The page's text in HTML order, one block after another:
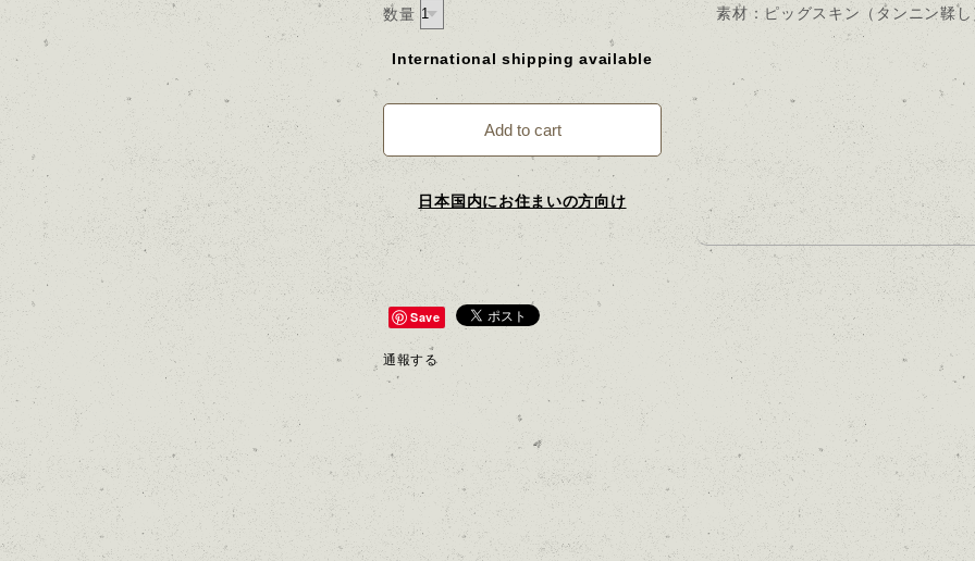
素材：ピッグスキン（タンニン鞣し
数量
International shipping available
Add to cart
日本国内にお住まいの方向け
Save
通報する